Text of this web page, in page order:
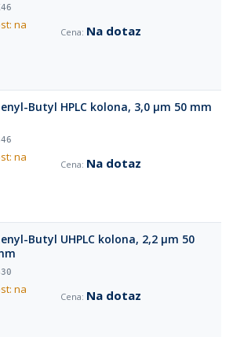
na
Na dotaz
Butyl HPLC kolona, 3,0 µm 50 mm
na
Na dotaz
Butyl UHPLC kolona, 2,2 µm 50
na
Na dotaz